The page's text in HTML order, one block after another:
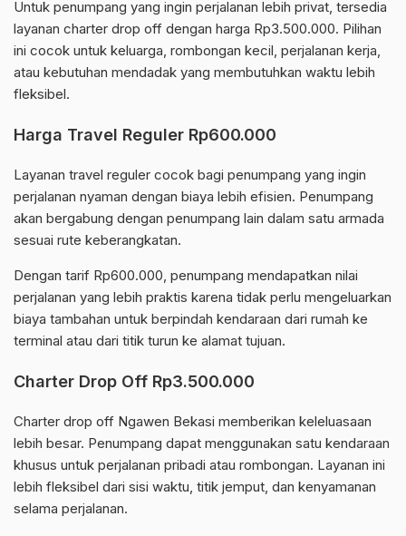
Untuk penumpang yang ingin perjalanan lebih privat, tersedia
layanan charter drop off dengan harga Rp3.500.000. Pilihan
ini cocok untuk keluarga, rombongan kecil, perjalanan kerja,
atau kebutuhan mendadak yang membutuhkan waktu lebih
fleksibel.
Harga Travel Reguler Rp600.000
Layanan travel reguler cocok bagi penumpang yang ingin
perjalanan nyaman dengan biaya lebih efisien. Penumpang
akan bergabung dengan penumpang lain dalam satu armada
sesuai rute keberangkatan.
Dengan tarif Rp600.000, penumpang mendapatkan nilai
perjalanan yang lebih praktis karena tidak perlu mengeluarkan
biaya tambahan untuk berpindah kendaraan dari rumah ke
terminal atau dari titik turun ke alamat tujuan.
Charter Drop Off Rp3.500.000
Charter drop off Ngawen Bekasi memberikan keleluasaan
lebih besar. Penumpang dapat menggunakan satu kendaraan
khusus untuk perjalanan pribadi atau rombongan. Layanan ini
lebih fleksibel dari sisi waktu, titik jemput, dan kenyamanan
selama perjalanan.